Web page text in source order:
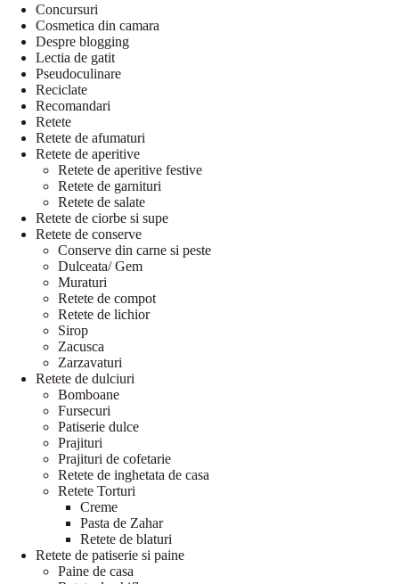
Concursuri
Cosmetica din camara
Despre blogging
Lectia de gatit
Pseudoculinare
Reciclate
Recomandari
Retete
Retete de afumaturi
Retete de aperitive
Retete de aperitive festive
Retete de garnituri
Retete de salate
Retete de ciorbe si supe
Retete de conserve
Conserve din carne si peste
Dulceata/ Gem
Muraturi
Retete de compot
Retete de lichior
Sirop
Zacusca
Zarzavaturi
Retete de dulciuri
Bomboane
Fursecuri
Patiserie dulce
Prajituri
Prajituri de cofetarie
Retete de inghetata de casa
Retete Torturi
Creme
Pasta de Zahar
Retete de blaturi
Retete de patiserie si paine
Paine de casa